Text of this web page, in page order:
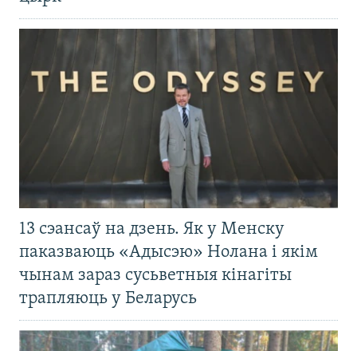
13 сэансаў на дзень. Як у Менску
паказваюць «Адысэю» Нолана і якім
чынам зараз сусьветныя кінагіты
трапляюць у Беларусь